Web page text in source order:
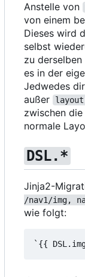
Anstelle von
von einem
Dieses wird
selbst
zu
es in der
Jedwedes
außer
zwischen
normale
DSL.*
Jinja2-
/nav1/img,
wie folgt: